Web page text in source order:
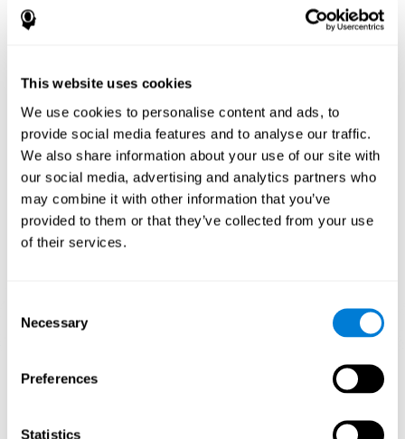
This website uses cookies
We use cookies to personalise content and ads, to
provide social media features and to analyse our traffic.
We also share information about your use of our site with
our social media, advertising and analytics partners who
may combine it with other information that you’ve
provided to them or that they’ve collected from your use
of their services.
Selection
Necessary
Preferences
Statistics
كيف تحسّن اللعبة العقلية "التزاحم"
مهاراتي المعرفية؟
إنّ استخدام الألعاب مثل "التزاحم" ينشّط نمطا للتنشيط العصبي. إنّ
التنبيه المستمرّ لمهاراتنا المعرفية قد يساعد في إنشاء نقاط الاشتباك
العصبي الجديدة، وإعادة تنظيم الدوائر العصبية وتحسين الوظائف
التنفيذية. تنشّط اللعبة "التزاحم" القدرات المتعلّقة بالانتباه المركّز
والإدراك البصري.
الأسبوع الأوّل الأسبوع الثاني الأسبوع الثالث
إسقاط رسومي توجيهي للشبكات العصبية بعد 3 أسابيع.
المعرفية؟